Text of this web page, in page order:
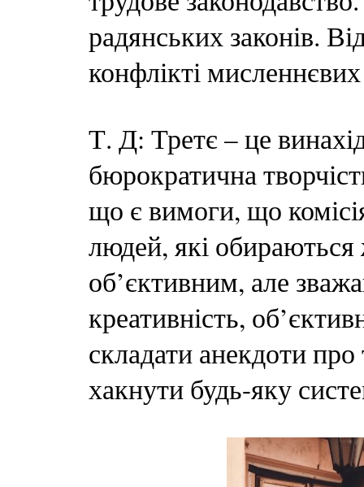
радянських законів.
конфлікті
Т. Д: Третє – це
бюрократична
що є вимоги, що
людей, які
об’єктивним, але
креативність,
складати анекдоти
хакнути будь-яку